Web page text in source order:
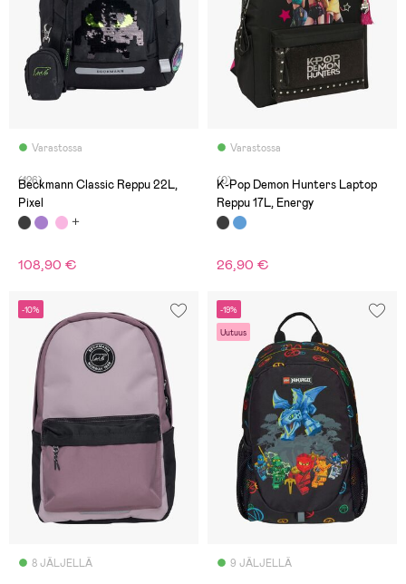
Varastossa
(126)
Beckmann Classic Reppu 22L,
Pixel
108,90 €
Varastossa
(0)
K-Pop Demon Hunters Laptop
Reppu 17L, Energy
26,90 €
-10%
8 JÄLJELLÄ
-19%
Uutuus
9 JÄLJELLÄ